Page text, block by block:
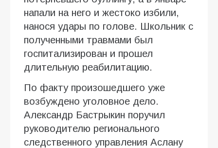
напали на него и жестоко избили,
нанося удары по голове. Школьник с
полученными травмами был
госпитализирован и прошел
длительную реабилитацию.
По факту произошедшего уже
возбуждено уголовное дело.
Александр Бастрыкин поручил
руководителю регионального
следственного управления Аслану